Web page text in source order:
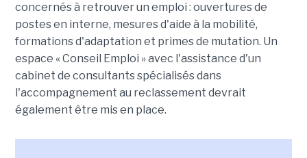
concernés à retrouver un emploi : ouvertures de
postes en interne, mesures d'aide à la mobilité,
formations d'adaptation et primes de mutation. Un
espace « Conseil Emploi » avec l'assistance d'un
cabinet de consultants spécialisés dans
l'accompagnement au reclassement devrait
également être mis en place.